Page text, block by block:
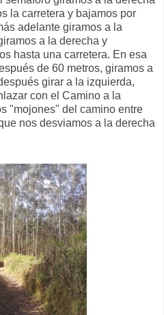
la carretera y bajamos por
adelante giramos a la
a la derecha y
hasta una carretera. En esa
de 60 metros, giramos a
girar a la izquierda,
con el Camino a la
"mojones" del camino entre
nos desviamos a la derecha